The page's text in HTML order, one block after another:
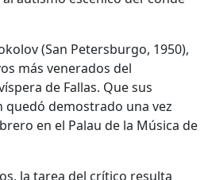
(San Petersburgo, 1950),
más venerados del
de Fallas. Que sus
quedó demostrado una vez
en el Palau de la Música de
la tarea del crítico resulta